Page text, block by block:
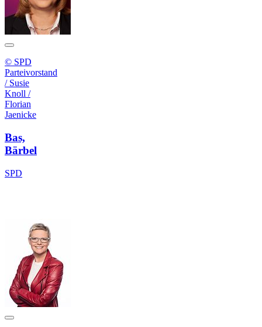
© SPD
Parteivorstand
/ Susie
Knoll /
Florian
Jaenicke
Bas,
Bärbel
SPD